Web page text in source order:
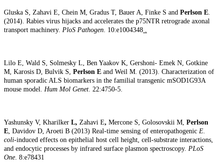
Gluska S, Zahavi E, Chein M, Gradus T, Bauer A, Finke S and Perlson E.
(2014). Rabies virus hijacks and accelerates the p75NTR retrograde axonal
transport machinery. PloS Pathogen. 10:e1004348 .
Lilo E, Wald S, Solmesky L, Ben Yaakov K, Gershoni- Emek N, Gotkine
M, Karosis D, Bulvik S, Perlson E and Weil M. (2013). Characterization of
human sporadic ALS biomarkers in the familial transgenic mSOD1G93A
mouse model. Hum Mol Genet. 22:4750-5.
Yashunsky V, Kharilker L, Zahavi E, Mercone S, Golosovskii M, Perlson
E, Davidov D, Aroeti B (2013) Real-time sensing of enteropathogenic E.
coli-induced effects on epithelial host cell height, cell-substrate interactions,
and endocytic processes by infrared surface plasmon spectroscopy. PLoS
One. 8:e78431